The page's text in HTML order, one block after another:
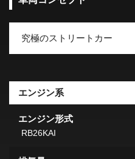
究極のストリートカー
エンジン系
エンジン形式
RB26KAI